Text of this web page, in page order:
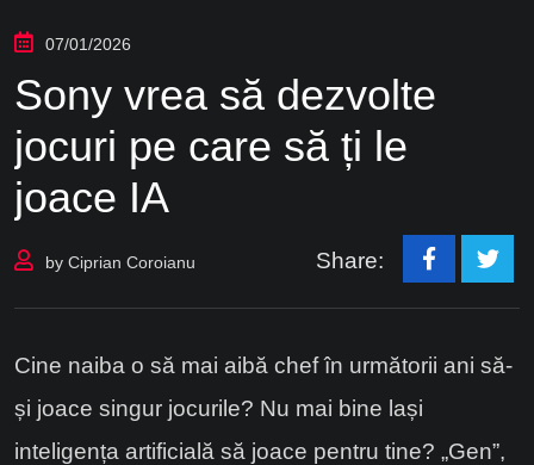
07/01/2026
Sony vrea să dezvolte
jocuri pe care să ți le
joace IA
by Ciprian Coroianu Share:
Cine naiba o să mai aibă chef în următorii ani să-
și joace singur jocurile? Nu mai bine lași
inteligența artificială să joace pentru tine? „Gen”,